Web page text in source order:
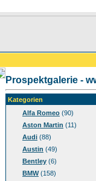
Prospektgalerie -
Kategorien
Alfa Romeo (90)
Aston Martin (11)
Audi (88)
Austin (49)
Bentley (6)
BMW(158)